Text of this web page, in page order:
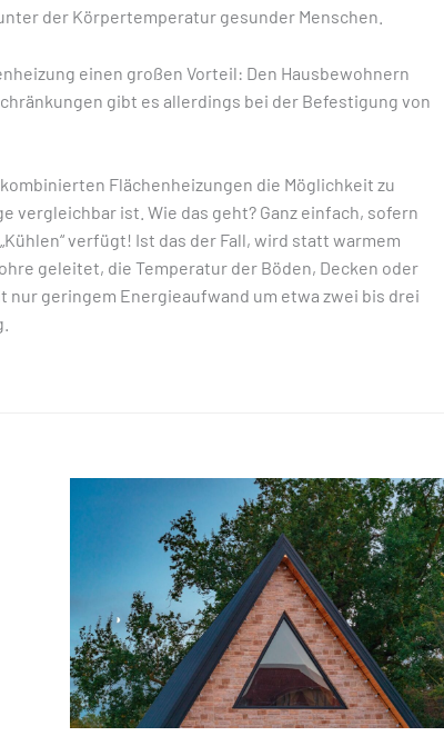
der Körpertemperatur gesunder Menschen.
einen großen Vorteil: Den Hausbewohnern
gibt es allerdings bei der Befestigung von
Flächenheizungen die Möglichkeit zu
vergleichbar ist. Wie das geht? Ganz einfach, sofern
verfügt! Ist das der Fall, wird statt warmem
geleitet, die Temperatur der Böden, Decken oder
nur geringem Energieaufwand um etwa zwei bis drei